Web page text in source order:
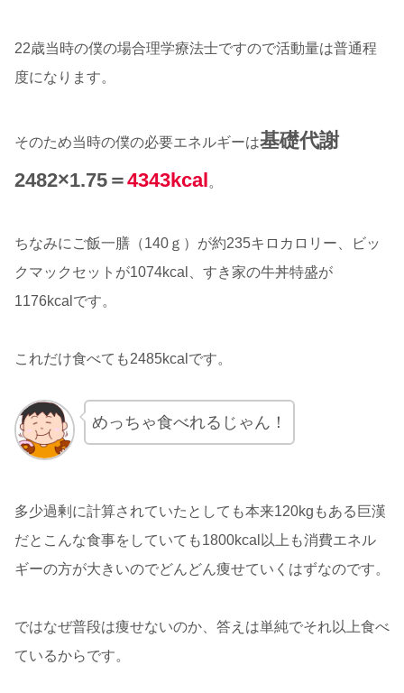
22歳当時の僕の場合理学療法士ですので活動量は普通程
度になります。
そのため当時の僕の必要エネルギーは基礎代謝
2482×1.75＝4343kcal 。
ちなみにご飯一膳（140ｇ）が約235キロカロリー、ビッ
クマックセットが1074kcal、すき家の牛丼特盛が
1176kcalです。
これだけ食べても2485kcalです。
めっちゃ食べれるじゃん！
多少過剰に計算されていたとしても本来120kgもある巨漢
だとこんな食事をしていても1800kcal以上も消費エネル
ギーの方が大きいのでどんどん痩せていくはずなのです。
ではなぜ普段は痩せないのか、答えは単純でそれ以上食べ
ているからです。